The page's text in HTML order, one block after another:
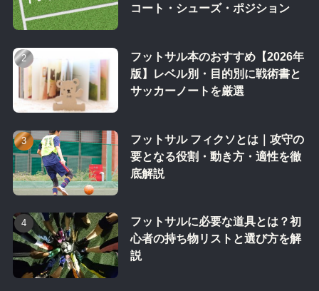
コート・シューズ・ポジション
フットサル本のおすすめ【2026年
版】レベル別・目的別に戦術書と
サッカーノートを厳選
フットサル フィクソとは｜攻守の
要となる役割・動き方・適性を徹
底解説
フットサルに必要な道具とは？初
心者の持ち物リストと選び方を解
説